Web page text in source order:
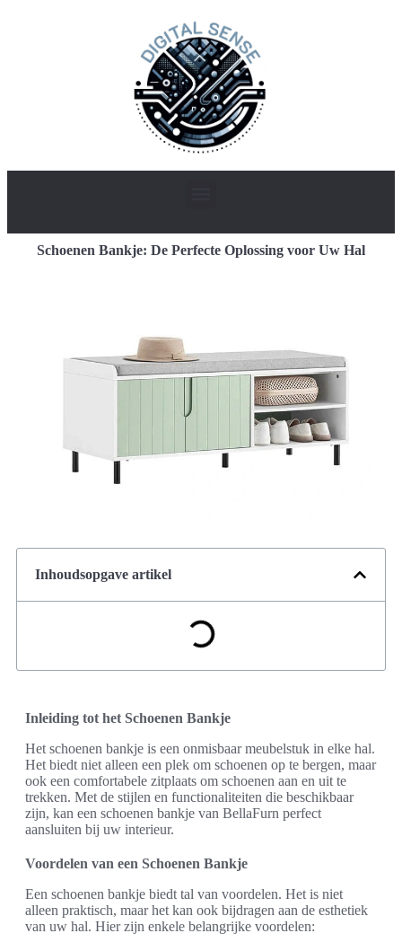
Schoenen Bankje: De Perfecte Oplossing voor Uw Hal
Inhoudsopgave artikel
Inleiding tot het Schoenen Bankje
Het schoenen bankje is een onmisbaar meubelstuk in elke hal.
Het biedt niet alleen een plek om schoenen op te bergen, maar
ook een comfortabele zitplaats om schoenen aan en uit te
trekken. Met de stijlen en functionaliteiten die beschikbaar
zijn, kan een schoenen bankje van BellaFurn perfect
aansluiten bij uw interieur.
Voordelen van een Schoenen Bankje
Een schoenen bankje biedt tal van voordelen. Het is niet
alleen praktisch, maar het kan ook bijdragen aan de esthetiek
van uw hal. Hier zijn enkele belangrijke voordelen: